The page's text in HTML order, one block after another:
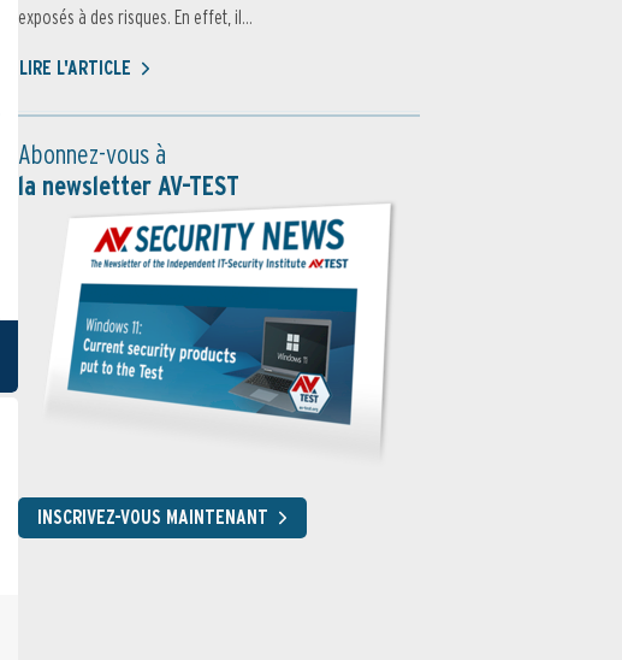
exposés à des risques. En effet, il...
LIRE L'ARTICLE
Abonnez-vous à
la newsletter AV-TEST
INSCRIVEZ-VOUS MAINTENANT